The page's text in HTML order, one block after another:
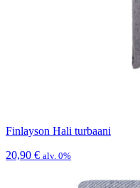
Finlayson Hali turbaani
20,90 € alv. 0%